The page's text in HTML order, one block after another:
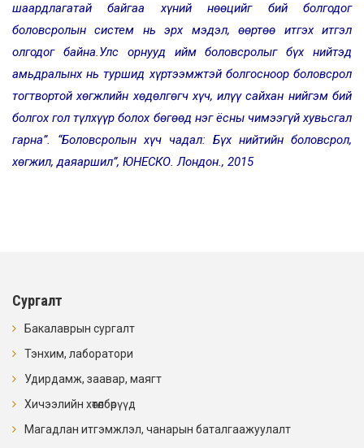
шаардлагатай байгаа хүний нөөцийг бий болгодог
боловсролын систем нь эрх мэдэл, өөртөө итгэх итгэл
олгодог байна.Улс орнууд ийм боловсролыг бүх нийтэд
амьдралынх нь туршид хүртээмжтэй болгосноор боловсрол
тогтвортой хөгжлийн хөдөлгөгч хүч, илүү сайхан нийгэм бий
болгох гол түлхүүр болох бөгөөд нэг ёсны чимээгүй хувьсгал
гарна”. “Боловсролын хүч чадал: Бүх нийтийн боловсрол,
хөгжил, даяаршил”, ЮНЕСКО. Лондон., 2015
Сургалт
Бакалаврын сургалт
Тэнхим, лаборатори
Удирдамж, заавар, маягт
Хичээлийн хөтөлбөрүүд
Магадлан итгэмжлэл, чанарын баталгаажуулалт